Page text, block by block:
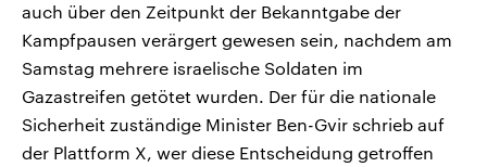
auch über den Zeitpunkt der Bekanntgabe der
Kampfpausen verärgert gewesen sein, nachdem am
Samstag mehrere israelische Soldaten im
Gazastreifen getötet wurden. Der für die nationale
Sicherheit zuständige Minister Ben-Gvir schrieb auf
der Plattform X, wer diese Entscheidung getroffen